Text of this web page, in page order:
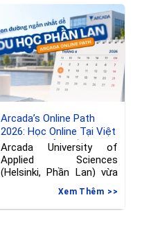
Arcada’s Online Path
2026: Học Online Tại Việt
Nam, Chuyển Tiếp Sang
Phần Lan, hạn đăng ký
đến 08/06/2026
Arcada University of
Applied Sciences
(Helsinki, Phần Lan) vừa
gia hạn deadline nộp đơn
Xem Thêm